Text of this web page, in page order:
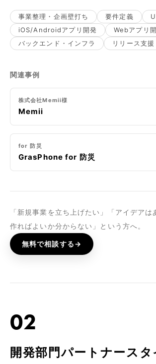
事業整理・企画壁打ち 要件定義
iOS/Androidアプリ開発
Webアプリ
バックエンド・インフラ
リリース支援
関連事例
株式会社Memii様
Memii
for 防災
GrasPhone for 防災
「新規事業を立ち上げたい」「アイデアは
作ればよいか分からない」という方へ。
無料で相談する→
02
開発部門パートナースタ